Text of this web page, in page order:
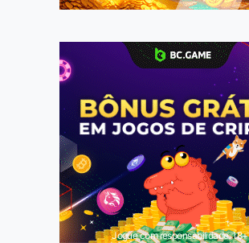
Jogue com responsabilidade. 18+